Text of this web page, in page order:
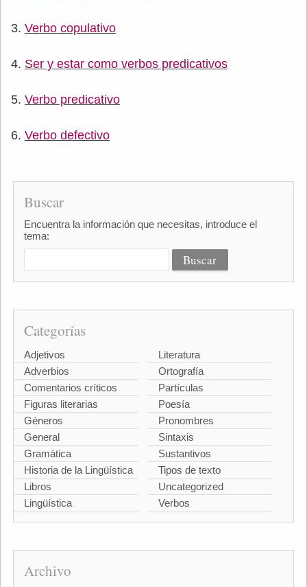
Verbo copulativo
Ser y estar como verbos predicativos
Verbo predicativo
Verbo defectivo
Buscar
Encuentra la información que necesitas, introduce el
tema:
Categorías
Adjetivos
Adverbios
Comentarios críticos
Figuras literarias
Géneros
General
Gramática
Historia de la Lingüística
Libros
Lingüística
Literatura
Ortografía
Partículas
Poesía
Pronombres
Sintaxis
Sustantivos
Tipos de texto
Uncategorized
Verbos
Archivo